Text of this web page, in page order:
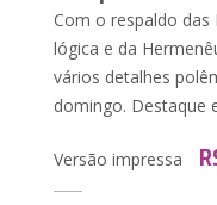
Com o respaldo das
lógica e da
vários detalhes
domingo. Destaque
Versão impressa